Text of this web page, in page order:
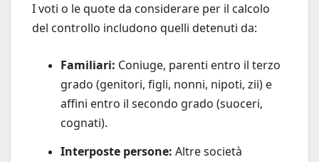
I voti o le quote da considerare per il calcolo
del controllo includono quelli detenuti da:
Familiari: Coniuge, parenti entro il terzo
grado (genitori, figli, nonni, nipoti, zii) e
affini entro il secondo grado (suoceri,
cognati).
Interposte persone: Altre società